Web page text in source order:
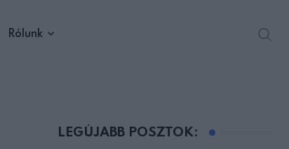
Rólunk
LEGÚJABB POSZTOK: